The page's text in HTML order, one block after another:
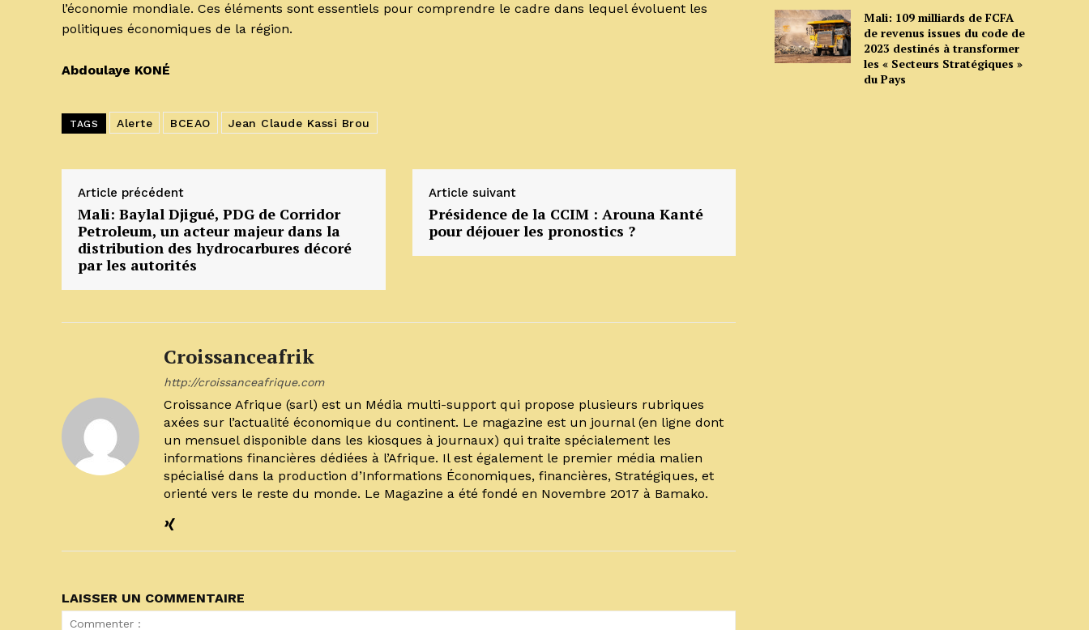
l’économie mondiale. Ces éléments sont essentiels pour comprendre le cadre dans lequel évoluent les
politiques économiques de la région.
Abdoulaye KONÉ
TAGS Alerte BCEAO Jean Claude Kassi Brou
Article précédent
Mali: Baylal Djigué, PDG de Corridor
Petroleum, un acteur majeur dans la
distribution des hydrocarbures décoré
par les autorités
Article suivant
Présidence de la CCIM : Arouna Kanté
pour déjouer les pronostics ?
Croissanceafrik
http://croissanceafrique.com
Croissance Afrique (sarl) est un Média multi-support qui propose plusieurs rubriques
axées sur l’actualité économique du continent. Le magazine est un journal (en ligne dont
un mensuel disponible dans les kiosques à journaux) qui traite spécialement les
informations financières dédiées à l’Afrique. Il est également le premier média malien
spécialisé dans la production d’Informations Économiques, financières, Stratégiques, et
orienté vers le reste du monde. Le Magazine a été fondé en Novembre 2017 à Bamako.
LAISSER UN COMMENTAIRE
Mali: 109 milliards de FCFA
de revenus issues du code de
2023 destinés à transformer
les « Secteurs Stratégiques »
du Pays